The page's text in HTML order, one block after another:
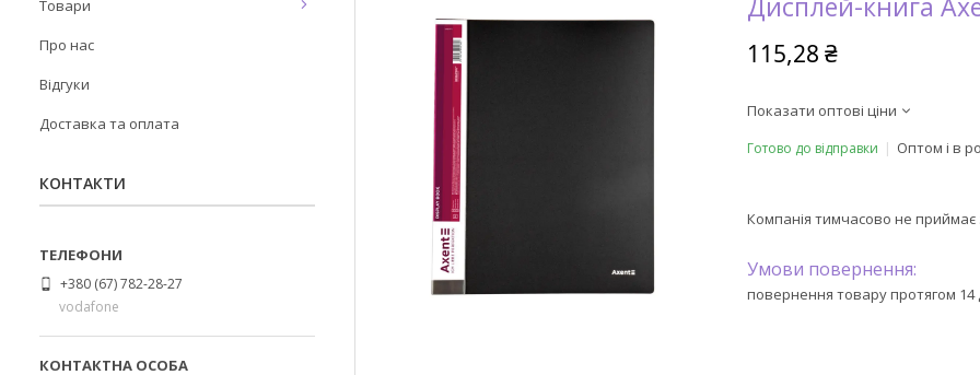
115,28 ₴
Показати оптові ціни
Готово до відправки Оптом і в
Компанія тимчасово не
повернення товару протягом 14
Товари
Про нас
Відгуки
Доставка та оплата
КОНТАКТИ
+380 (67) 782-28-27
vodafone